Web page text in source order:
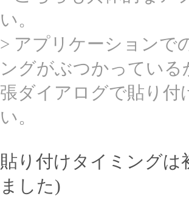
い。
> アプリケーションで
ングがぶつかってい
張ダイアログで貼り
い。
貼り付けタイミングは
ました)